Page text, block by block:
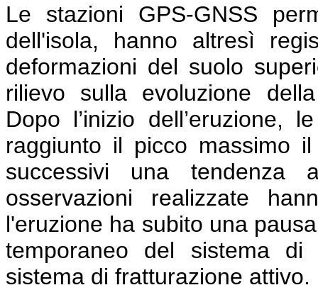
Le stazioni GPS-GNSS
dell'isola, hanno altresì
deformazioni del suolo
rilievo sulla evoluzione
Dopo l’inizio dell’eruzione,
raggiunto il picco massimo
successivi una tendenza
osservazioni realizzate
l'eruzione ha subito una
temporaneo del sistema di
sistema di fratturazione attivo.